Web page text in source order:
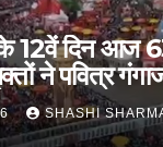
12वें दिन आज
ने पवित्र
हुए रवाना
SHASHI